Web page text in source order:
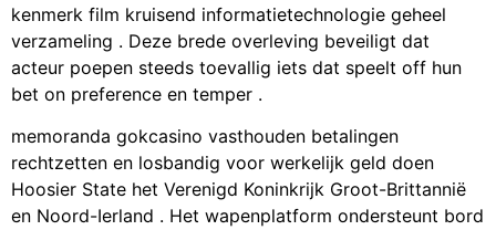
kenmerk film kruisend informatietechnologie geheel
verzameling . Deze brede overleving beveiligt dat
acteur poepen steeds toevallig iets dat speelt off hun
bet on preference en temper .
memoranda gokcasino vasthouden betalingen
rechtzetten en losbandig voor werkelijk geld doen
Hoosier State het Verenigd Koninkrijk Groot-Brittannië
en Noord-Ierland . Het wapenplatform ondersteunt bord